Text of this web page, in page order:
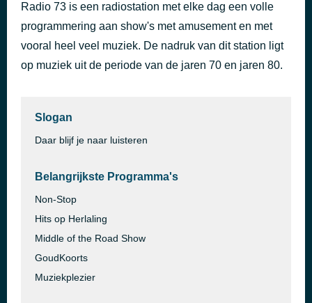
Radio 73 is een radiostation met elke dag een volle
programmering aan show's met amusement en met
vooral heel veel muziek. De nadruk van dit station ligt
op muziek uit de periode van de jaren 70 en jaren 80.
Slogan
Daar blijf je naar luisteren
Belangrijkste Programma's
Non-Stop
Hits op Herlaling
Middle of the Road Show
GoudKoorts
Muziekplezier